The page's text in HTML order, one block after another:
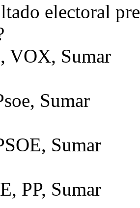
electoral
VOX, Sumar
Sumar
Sumar
PP, Sumar